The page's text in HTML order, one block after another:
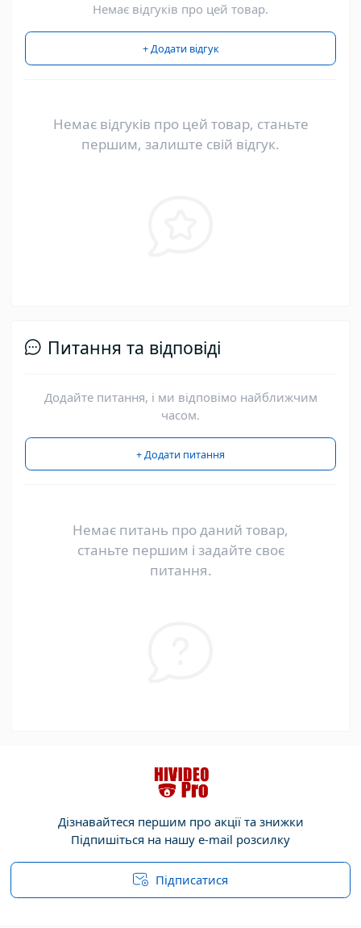
Немає відгуків про цей товар.
+ Додати відгук
Немає відгуків про цей товар, станьте
першим, залиште свій відгук.
Питання та відповіді
Додайте питання, і ми відповімо найближчим
часом.
+ Додати питання
Немає питань про даний товар,
станьте першим і задайте своє
питання.
Дізнавайтеся першим про акції та знижки
Підпишіться на нашу e-mail розсилку
Підписатися